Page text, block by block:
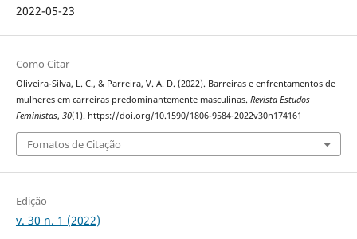
2022-05-23
Como Citar
Oliveira-Silva, L. C., & Parreira, V. A. D. (2022). Barreiras e enfrentamentos de
mulheres em carreiras predominantemente masculinas. Revista Estudos
Feministas, 30(1). https://doi.org/10.1590/1806-9584-2022v30n174161
Fomatos de Citação
Edição
v. 30 n. 1 (2022)